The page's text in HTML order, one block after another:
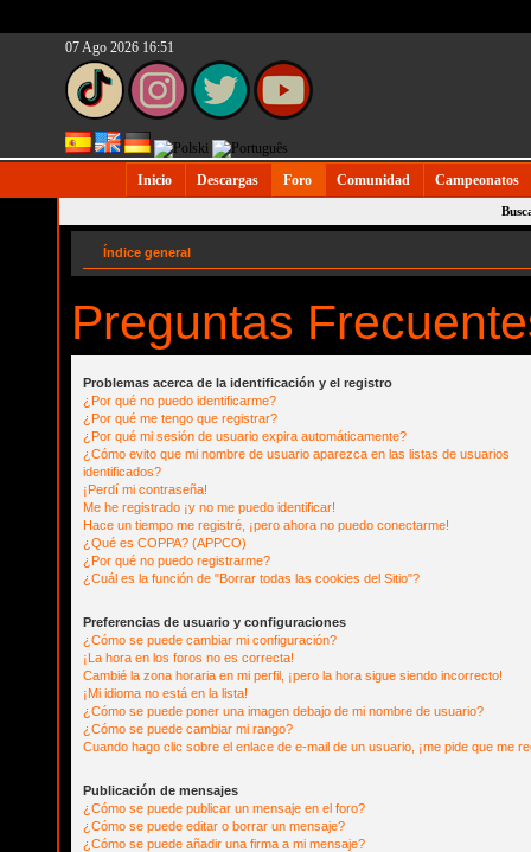
07 Ago 2026 16:51
Inicio Descargas Foro Comunidad Campeonatos
Índice general
Preguntas
Problemas acerca de la identificación y el registro
¿Por qué no puedo identificarme?
¿Por qué me tengo que registrar?
¿Por qué mi sesión de usuario expira automáticamente?
¿Cómo evito que mi nombre de usuario aparezca en las listas de usuarios
identificados?
¡Perdí mi contraseña!
Me he registrado ¡y no me puedo identificar!
Hace un tiempo me registré, ¡pero ahora no puedo conectarme!
¿Qué es COPPA? (APPCO)
¿Por qué no puedo registrarme?
¿Cuál es la función de "Borrar todas las cookies del Sitio"?
Preferencias de usuario y configuraciones
¿Cómo se puede cambiar mi configuración?
¡La hora en los foros no es correcta!
Cambié la zona horaria en mi perfil, ¡pero la hora sigue siendo incorrecto!
¡Mi idioma no está en la lista!
¿Cómo se puede poner una imagen debajo de mi nombre de usuario?
¿Cómo se puede cambiar mi rango?
Cuando hago clic sobre el enlace de e-mail de un usuario, ¡me pide que me
Publicación de mensajes
¿Cómo se puede publicar un mensaje en el foro?
¿Cómo se puede editar o borrar un mensaje?
¿Cómo se puede añadir una firma a mi mensaje?